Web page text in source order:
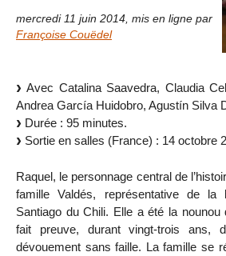
mercredi 11 juin 2014 mis en ligne par
Françoise Couëdel
Avec Catalina Saavedra, Claudia
Andrea García Huidobro, Agustín Silva
Durée : 95 minutes.
Sortie en salles (France) : 14 octobre
Raquel, le personnage central de
famille Valdés, représentative de la
Santiago du Chili. Elle a été la
fait preuve, durant vingt-trois ans,
dévouement sans faille. La famille se